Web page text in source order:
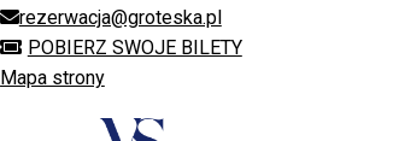
rezerwacja@groteska.pl
POBIERZ SWOJE BILETY
Mapa strony